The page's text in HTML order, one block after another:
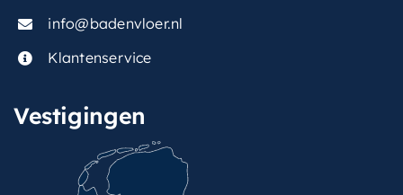
info@badenvloer.nl
Klantenservice
Vestigingen